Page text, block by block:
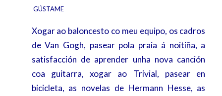
GÚSTAME
Xogar ao baloncesto co meu equipo, os cadros
de Van Gogh, pasear pola praia á noitiña, a
satisfacción de aprender unha nova canción
coa guitarra, xogar ao Trivial, pasear en
bicicleta, as novelas de Hermann Hesse, as